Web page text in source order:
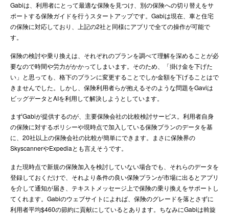
Gabiは、利用者にとって最適な保険を見つけ、別の保険への切り替えをサ
ポートする保険ガイドを行うスタートアップです。Gabiは現在、車と住宅
の保険に対応しており、上記の2社と同様にアプリで全ての操作が可能で
す。
保険の検討や乗り換えは、それぞれのプランを調べて理解を深めることが必
要なので時間や労力がかかってしまいます。そのため、「掛け金を下げた
い」と思っても、格下のプランに変更することでしか金額を下げることはで
きませんでした。しかし、保険利用者らが抱えるそのような問題をGaviは
ビッグデータとAIを利用して解決しようとしています。
まずGabiが提供するのが、主要保険会社の比較検討サービス。利用者自身
の保険に対するポリシーや現時点で加入している保険プランのデータを基
に、20社以上の保険会社の比較が簡単にできます。まさに保険界の
SkyscannerやExpediaとも言えそうです。
また現時点で新規の保険加入を検討していない場合でも、それらのデータを
登録しておくだけで、それより条件の良い保険プランが市場に出るとアプリ
を介して通知が届き、テキストメッセージ上で保険の乗り換えをサポートし
てくれます。Gabiのウェブサイトによれば、保険のグレードを落とさずに
利用者平均$460の節約に貢献にしているとあります。ちなみにGabiは斡旋